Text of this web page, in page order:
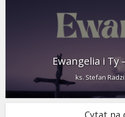
Ewangelia i Ty
ks. Stefan
Cytat na